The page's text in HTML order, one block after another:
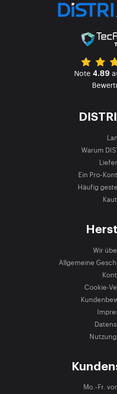
Note 4.89
Warum
Ein Pro-
Häufig
Wir
Allgemeine
Cookie-
Mo.-Fr.